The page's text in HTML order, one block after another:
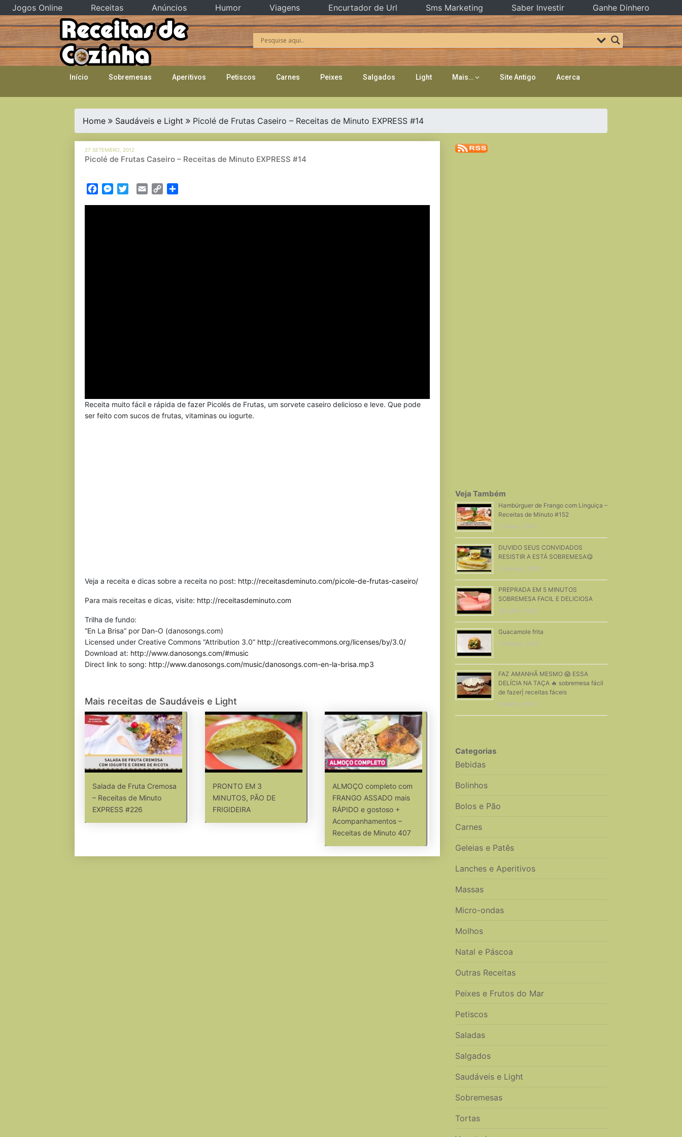
Skip
to
content
Início Sobremesas Aperitivos Petiscos Carnes Peixes Salgados Light Mais… Site Antigo Acerca
Home Saudáveis e Light Picolé de Frutas Caseiro – Receitas de Minuto EXPRESS #14
27 SETEMBRO, 2012
Picolé de Frutas Caseiro – Receitas de Minuto EXPRESS #14
FacebookMessenger
TwitterEmail Copy
Receita muito fácil e rápida de fazer Picolés de Frutas, um sorvete caseiro delicioso e leve. Que pode
ser feito com sucos de frutas, vitaminas ou iogurte.
Veja a receita e dicas sobre a receita no post: http://receitasdeminuto.com/picole-de-frutas-caseiro/
Para mais receitas e dicas, visite: http://receitasdeminuto.com
Trilha de fundo:
“En La Brisa” por Dan-O (danosongs.com)
Licensed under Creative Commons “Attribution 3.0” http://creativecommons.org/licenses/by/3.0/
Download at: http://www.danosongs.com/#music
Direct link to song: http://www.danosongs.com/music/danosongs.com-en-la-brisa.mp3
Mais receitas de Saudáveis e Light
Salada de Fruta Cremosa
– Receitas de Minuto
EXPRESS #226
PRONTO EM 3
MINUTOS, PÃO DE
FRIGIDEIRA
ALMOÇO completo com
FRANGO ASSADO mais
RÁPIDO e gostoso +
Acompanhamentos –
Receitas de Minuto 407
Veja Também
Hambúrguer de Frango com Linguiça –
Receitas de Minuto #152
12 Maio, 2014
DUVIDO SEUS CONVIDADOS
RESISTIR A ESTÁ SOBREMESA😋
2 Outubro, 2018
PREPRADA EM 5 MINUTOS
SOBREMESA FACIL E DELICIOSA
29 Julho, 2021
Guacamole frita
15 Março, 2019
FAZ AMANHÃ MESMO 😱 ESSA
DELÍCIA NA TAÇA 🔥 sobremesa fácil
de fazer| receitas fáceis
6 Março, 2023
Categorias
Bebidas
Bolinhos
Bolos e Pão
Carnes
Geleias e Patês
Lanches e Aperitivos
Massas
Micro-ondas
Molhos
Natal e Páscoa
Outras Receitas
Peixes e Frutos do Mar
Petiscos
Saladas
Salgados
Saudáveis e Light
Sobremesas
Tortas
Jogos Online Receitas Anúncios Humor Viagens Encurtador de Url Sms Marketing Saber Investir Ganhe Dinhero